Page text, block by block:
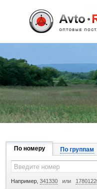
Джапан
По номеру По группам
Например, 341330 или